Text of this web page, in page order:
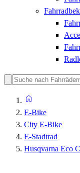
E-Bike
City E-Bike
E-Stadtrad
Husqvarna Eco